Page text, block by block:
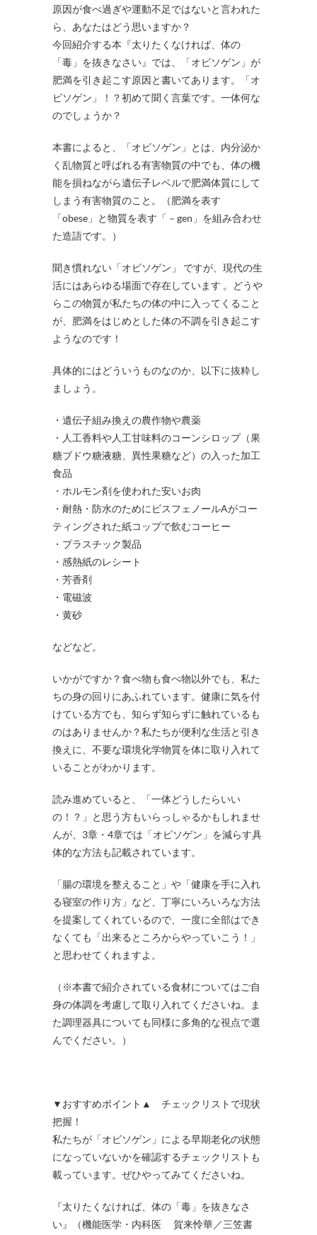
原因が食べ過ぎや運動不足ではないと言われた
ら、あなたはどう思いますか？
今回紹介する本『太りたくなければ、体の
「毒」を抜きなさい』では、「オビソゲン」が
肥満を引き起こす原因と書いてあります。「オ
ビソゲン」！？初めて聞く言葉です。一体何な
のでしょうか？
本書によると、「オビソゲン」とは、内分泌か
く乱物質と呼ばれる有害物質の中でも、体の機
能を損ねながら遺伝子レベルで肥満体質にして
しまう有害物質のこと。（肥満を表す
「obese」と物質を表す「－gen」を組み合わせ
た造語です。）
聞き慣れない「オビソゲン」 ですが、現代の生
活にはあらゆる場面で存在しています 。どうや
らこの物質が私たちの体の中に入ってくること
が、肥満をはじめとした体の不調を引き起こす
ようなのです！
具体的にはどういうものなのか、以下に抜粋し
ましょう。
・遺伝子組み換えの農作物や農薬
・人工香料や人工甘味料のコーンシロップ（果
糖ブドウ糖液糖、異性果糖など）の入った加工
食品
・ホルモン剤を使われた安いお肉
・耐熱・防水のためにビスフェノールAがコー
ティングされた紙コップで飲むコーヒー
・プラスチック製品
・感熱紙のレシート
・芳香剤
・電磁波
・黄砂
などなど。
いかがですか？食べ物も食べ物以外でも、私た
ちの身の回りにあふれています。健康に気を付
けている方でも、知らず知らずに触れているも
のはありませんか？私たちが便利な生活と引き
換えに、不要な環境化学物質を体に取り入れて
いることがわかります。
読み進めていると、「一体どうしたらいい
の！？」と思う方もいらっしゃるかもしれませ
んが、3章・4章では「オビソゲン」を減らす具
体的な方法も記載されています。
「腸の環境を整えること」や「健康を手に入れ
る寝室の作り方」など、丁寧にいろいろな方法
を提案してくれているので、一度に全部はでき
なくても「出来るところからやっていこう！」
と思わせてくれますよ。
（※本書で紹介されている食材についてはご自
身の体調を考慮して取り入れてくださいね。ま
た調理器具についても同様に多角的な視点で選
んでください。）
▼おすすめポイント▲ チェックリストで現状
把握！
私たちが「オビソゲン」による早期老化の状態
になっていないかを確認するチェックリストも
載っています。ぜひやってみてくださいね。
『太りたくなければ、体の「毒」を抜きなさ
い』（機能医学・内科医 賀来怜華／三笠書